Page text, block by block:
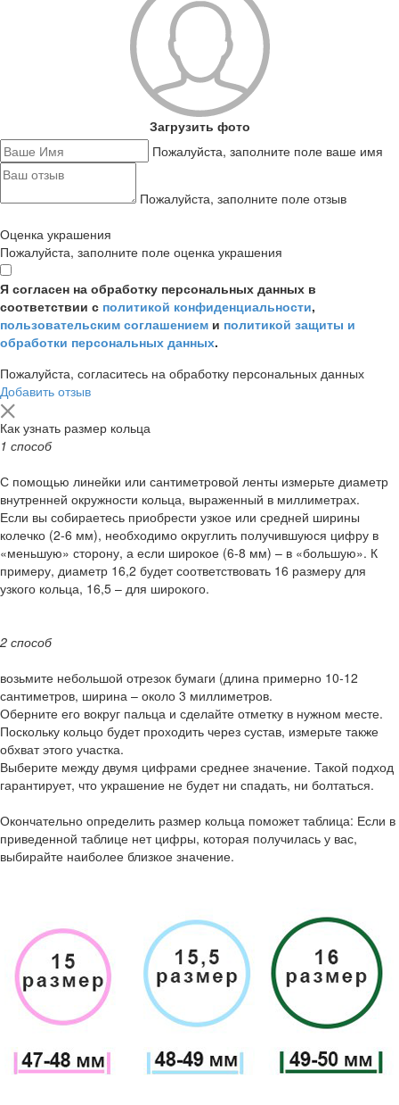
Загрузить фото
Пожалуйста, заполните поле ваше имя
Пожалуйста, заполните поле отзыв
Оценка украшения
Пожалуйста, заполните поле оценка украшения
Я согласен на обработку персональных данных в
соответствии с политикой конфиденциальности,
пользовательским соглашением и политикой защиты и
обработки персональных данных.
Пожалуйста, согласитесь на обработку персональных данных
Добавить отзыв
Как узнать размер кольца
1 способ
С помощью линейки или сантиметровой ленты измерьте диаметр
внутренней окружности кольца, выраженный в миллиметрах.
Если вы собираетесь приобрести узкое или средней ширины
колечко (2-6 мм), необходимо округлить получившуюся цифру в
«меньшую» сторону, а если широкое (6-8 мм) – в «большую». К
примеру, диаметр 16,2 будет соответствовать 16 размеру для
узкого кольца, 16,5 – для широкого.
2 способ
возьмите небольшой отрезок бумаги (длина примерно 10-12
сантиметров, ширина – около 3 миллиметров.
Оберните его вокруг пальца и сделайте отметку в нужном месте.
Поскольку кольцо будет проходить через сустав, измерьте также
обхват этого участка.
Выберите между двумя цифрами среднее значение. Такой подход
гарантирует, что украшение не будет ни спадать, ни болтаться.
Окончательно определить размер кольца поможет таблица: Если в
приведенной таблице нет цифры, которая получилась у вас,
выбирайте наиболее близкое значение.